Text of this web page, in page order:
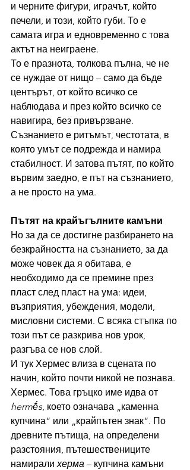
и черните фигури, играчът, който
печели, и този, който губи. То е
самата игра и едновременно с това
актът на неиграене.
То е празнота, толкова пълна, че не
се нуждае от нищо – само да бъде
центърът, от който всичко се
наблюдава и през който всичко се
навигира, без привързване.
Съзнанието е ритъмът, честотата, в
която умът се подрежда и намира
стабилност. И затова пътят, по който
вървим заедно, е път на съзнанието,
а не просто на ума.
Пътят на крайъгълните камъни
Но за да се достигне разбирането на
безкрайността на съзнанието, за да
може човек да я обитава, е
необходимо да се премине през
пласт след пласт на ума: идеи,
възприятия, убеждения, модели,
мисловни системи. С всяка стъпка по
този път се разкрива нов урок,
разгъва се нов слой.
И тук Хермес влиза в сцената по
начин, който почти никой не познава.
Хермес. Това гръцко име идва от
hermḗs, което означава „каменна
купчина“ или „крайпътен знак“. По
древните пътища, на определени
разстояния, пътешествениците
намирали херма – купчина камъни